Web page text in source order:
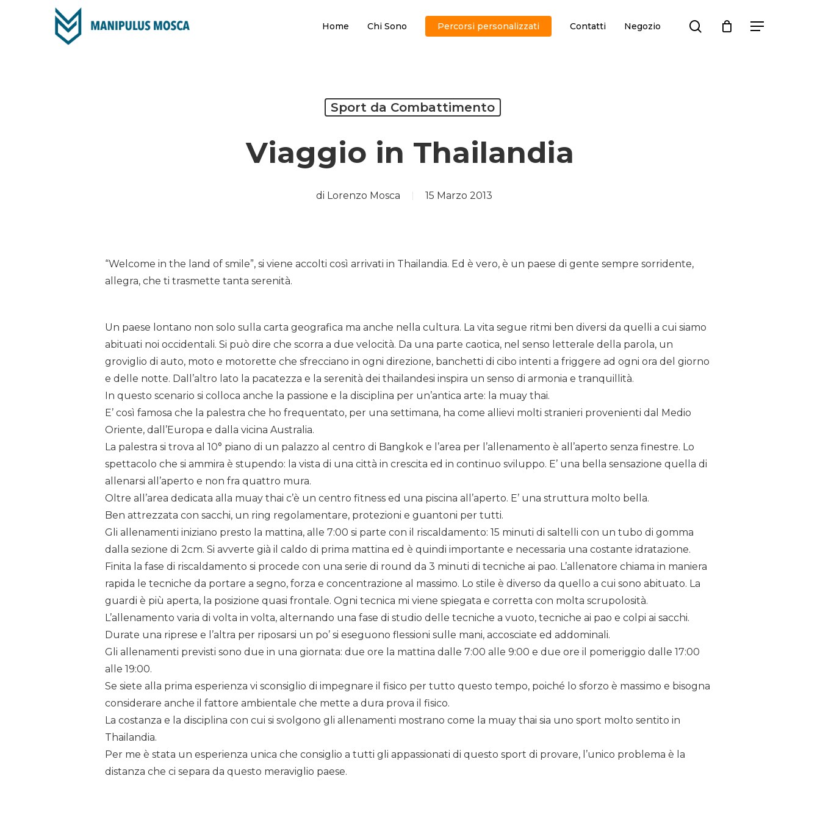
Premi invio per cercare o ESC per uscire
Home Chi Sono Percorsi personalizzati Contatti Negozio search Menu
Sport da Combattimento
Viaggio in Thailandia
di Lorenzo Mosca 15 Marzo 2013
“Welcome in the land of smile”, si viene accolti così arrivati in Thailandia. Ed è vero, è un paese di gente sempre sorridente,
allegra, che ti trasmette tanta serenità.
Un paese lontano non solo sulla carta geografica ma anche nella cultura. La vita segue ritmi ben diversi da quelli a cui siamo
abituati noi occidentali. Si può dire che scorra a due velocità. Da una parte caotica, nel senso letterale della parola, un
groviglio di auto, moto e motorette che sfrecciano in ogni direzione, banchetti di cibo intenti a friggere ad ogni ora del giorno
e delle notte. Dall’altro lato la pacatezza e la serenità dei thailandesi inspira un senso di armonia e tranquillità.
In questo scenario si colloca anche la passione e la disciplina per un’antica arte: la muay thai.
E’ così famosa che la palestra che ho frequentato, per una settimana, ha come allievi molti stranieri provenienti dal Medio
Oriente, dall’Europa e dalla vicina Australia.
La palestra si trova al 10° piano di un palazzo al centro di Bangkok e l’area per l’allenamento è all’aperto senza finestre. Lo
spettacolo che si ammira è stupendo: la vista di una città in crescita ed in continuo sviluppo. E’ una bella sensazione quella di
allenarsi all’aperto e non fra quattro mura.
Oltre all’area dedicata alla muay thai c’è un centro fitness ed una piscina all’aperto. E’ una struttura molto bella.
Ben attrezzata con sacchi, un ring regolamentare, protezioni e guantoni per tutti.
Gli allenamenti iniziano presto la mattina, alle 7:00 si parte con il riscaldamento: 15 minuti di saltelli con un tubo di gomma
dalla sezione di 2cm. Si avverte già il caldo di prima mattina ed è quindi importante e necessaria una costante idratazione.
Finita la fase di riscaldamento si procede con una serie di round da 3 minuti di tecniche ai pao. L’allenatore chiama in maniera
rapida le tecniche da portare a segno, forza e concentrazione al massimo. Lo stile è diverso da quello a cui sono abituato. La
guardi è più aperta, la posizione quasi frontale. Ogni tecnica mi viene spiegata e corretta con molta scrupolosità.
L’allenamento varia di volta in volta, alternando una fase di studio delle tecniche a vuoto, tecniche ai pao e colpi ai sacchi.
Durate una riprese e l’altra per riposarsi un po’ si eseguono flessioni sulle mani, accosciate ed addominali.
Gli allenamenti previsti sono due in una giornata: due ore la mattina dalle 7:00 alle 9:00 e due ore il pomeriggio dalle 17:00
alle 19:00.
Se siete alla prima esperienza vi sconsiglio di impegnare il fisico per tutto questo tempo, poiché lo sforzo è massimo e bisogna
considerare anche il fattore ambientale che mette a dura prova il fisico.
La costanza e la disciplina con cui si svolgono gli allenamenti mostrano come la muay thai sia uno sport molto sentito in
Thailandia.
Per me è stata un esperienza unica che consiglio a tutti gli appassionati di questo sport di provare, l’unico problema è la
distanza che ci separa da questo meraviglio paese.